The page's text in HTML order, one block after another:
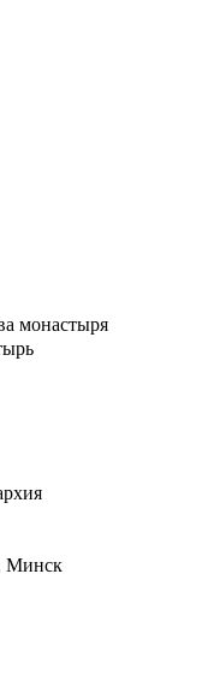
монастыря
Минск